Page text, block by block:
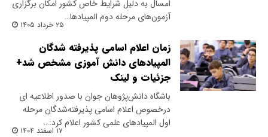
امسال به دلیل شرایط خاص کشور امکان برگزاری
آزمون‌های مرحله دوم المپیادها…
۲۵ خرداد ۱۴۰۵
زمان اعلام اسامی پذیرفته شدگان
المپیادهای دانش آموزی مشخص شد+
جزئیات و لینک
باشگاه دانش‌پژوهان جوان با صدور اطلاعیه ای
درخصوص اعلام اسامی پذیرفته‌شدگان مرحله
اول المپیادهای علمی کشور اعلام کرد:…
۱۷ اسفند ۱۴۰۴